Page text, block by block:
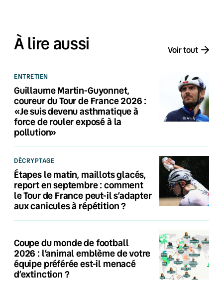
À lire aussi Voir tout
ENTRETIEN
Guillaume Martin-Guyonnet,
coureur du Tour de France 2026 :
«Je suis devenu asthmatique à
force de rouler exposé à la
pollution»
DÉCRYPTAGE
Étapes le matin, maillots glacés,
report en septembre : comment
le Tour de France peut-il s’adapter
aux canicules à répétition ?
Coupe du monde de football
2026 : l’animal emblème de votre
équipe préférée est-il menacé
d’extinction ?